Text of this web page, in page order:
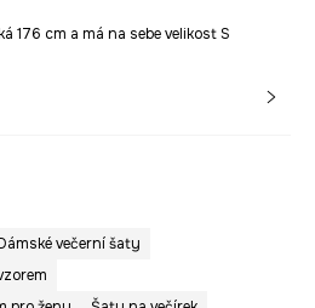
176 cm a má na sebe velikost S
večerní šaty